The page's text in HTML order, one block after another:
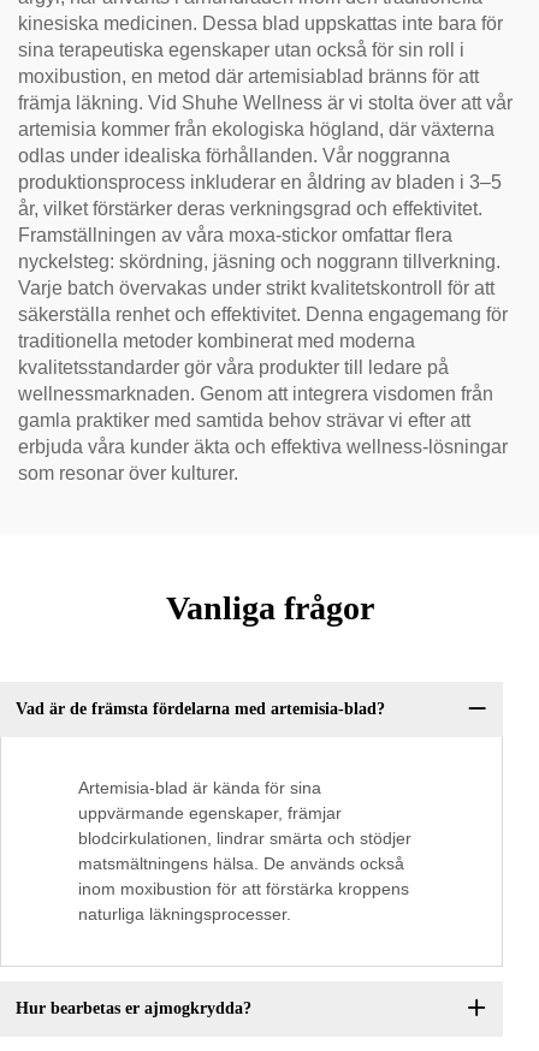
kinesiska medicinen. Dessa blad uppskattas inte bara för
sina terapeutiska egenskaper utan också för sin roll i
moxibustion, en metod där artemisiablad bränns för att
främja läkning. Vid Shuhe Wellness är vi stolta över att vår
artemisia kommer från ekologiska högland, där växterna
odlas under idealiska förhållanden. Vår noggranna
produktionsprocess inkluderar en åldring av bladen i 3–5
år, vilket förstärker deras verkningsgrad och effektivitet.
Framställningen av våra moxa-stickor omfattar flera
nyckelsteg: skördning, jäsning och noggrann tillverkning.
Varje batch övervakas under strikt kvalitetskontroll för att
säkerställa renhet och effektivitet. Denna engagemang för
traditionella metoder kombinerat med moderna
kvalitetsstandarder gör våra produkter till ledare på
wellnessmarknaden. Genom att integrera visdomen från
gamla praktiker med samtida behov strävar vi efter att
erbjuda våra kunder äkta och effektiva wellness-lösningar
som resonar över kulturer.
Vanliga frågor
Vad är de främsta fördelarna med artemisia-blad?
Artemisia-blad är kända för sina
uppvärmande egenskaper, främjar
blodcirkulationen, lindrar smärta och stödjer
matsmältningens hälsa. De används också
inom moxibustion för att förstärka kroppens
naturliga läkningsprocesser.
Hur bearbetas er ajmogkrydda?